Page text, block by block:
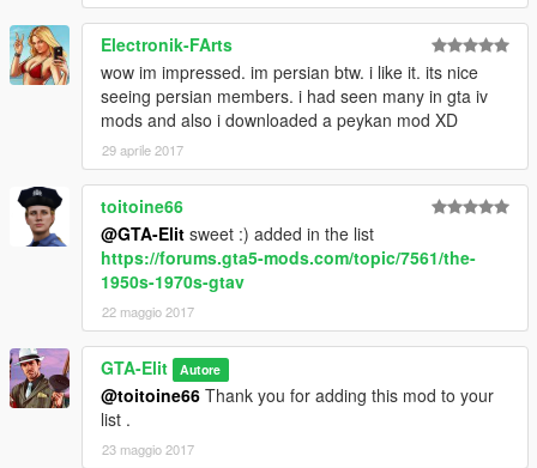
Electronik-FArts
wow im impressed. im persian btw. i like it. its nice
seeing persian members. i had seen many in gta iv
mods and also i downloaded a peykan mod XD
29 aprile 2017
toitoine66
@GTA-Elit sweet :) added in the list
https://forums.gta5-mods.com/topic/7561/the-
1950s-1970s-gtav
22 maggio 2017
GTA-Elit Autore
@toitoine66 Thank you for adding this mod to your
list .
23 maggio 2017